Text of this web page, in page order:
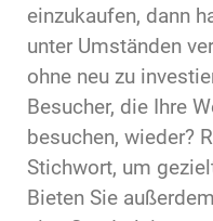
einzukaufen, dann
unter Umständen
ohne neu zu
Besucher, die Ihre
besuchen, wieder?
Stichwort, um
Bieten Sie